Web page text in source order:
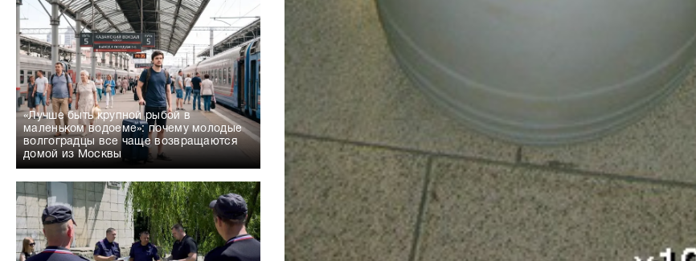
«Лучше быть крупной рыбой в
маленьком водоеме»: почему молодые
волгоградцы все чаще возвращаются
домой из Москвы